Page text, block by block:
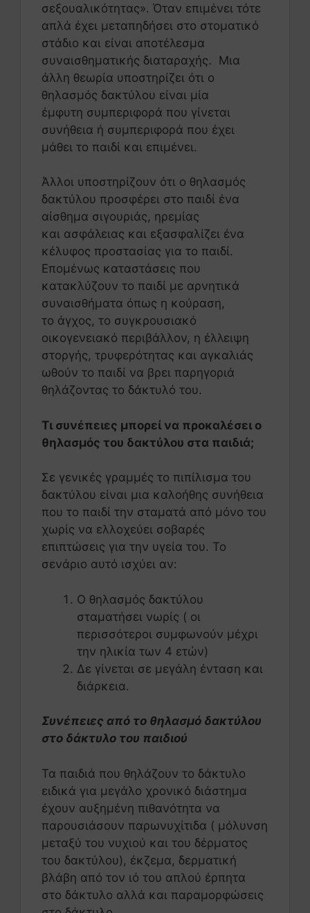
σεξουαλικότητας». Όταν επιμένει τότε
απλά έχει μεταπηδήσει στο στοματικό
στάδιο και είναι αποτέλεσμα
συναισθηματικής διαταραχής. Μια
άλλη θεωρία υποστηρίζει ότι ο
θηλασμός δακτύλου είναι μία
έμφυτη συμπεριφορά που γίνεται
συνήθεια ή συμπεριφορά που έχει
μάθει το παιδί και επιμένει.
Άλλοι υποστηρίζουν ότι ο θηλασμός
δακτύλου προσφέρει στο παιδί ένα
αίσθημα σιγουριάς, ηρεμίας
και ασφάλειας και εξασφαλίζει ένα
κέλυφος προστασίας για το παιδί.
Επομένως καταστάσεις που
κατακλύζουν το παιδί με αρνητικά
συναισθήματα όπως η κούραση,
το άγχος, το συγκρουσιακό
οικογενειακό περιβάλλον, η έλλειψη
στοργής, τρυφερότητας και αγκαλιάς
ωθούν το παιδί να βρει παρηγοριά
θηλάζοντας το δάκτυλό του.
Τι συνέπειες μπορεί να προκαλέσει ο
θηλασμός του δακτύλου στα παιδιά;
Σε γενικές γραμμές το πιπίλισμα του
δακτύλου είναι μια καλοήθης συνήθεια
που το παιδί την σταματά από μόνο του
χωρίς να ελλοχεύει σοβαρές
επιπτώσεις για την υγεία του. Το
σενάριο αυτό ισχύει αν:
Ο θηλασμός δακτύλου
σταματήσει νωρίς ( οι
περισσότεροι συμφωνούν μέχρι
την ηλικία των 4 ετών)
Δε γίνεται σε μεγάλη ένταση και
διάρκεια.
Συνέπειες από το θηλασμό δακτύλου
στο δάκτυλο του παιδιού
Τα παιδιά που θηλάζουν το δάκτυλο
ειδικά για μεγάλο χρονικό διάστημα
έχουν αυξημένη πιθανότητα να
παρουσιάσουν παρωνυχίτιδα ( μόλυνση
μεταξύ του νυχιού και του δέρματος
του δακτύλου), έκζεμα, δερματική
βλάβη από τον ιό του απλού έρπητα
στο δάκτυλο αλλά και παραμορφώσεις